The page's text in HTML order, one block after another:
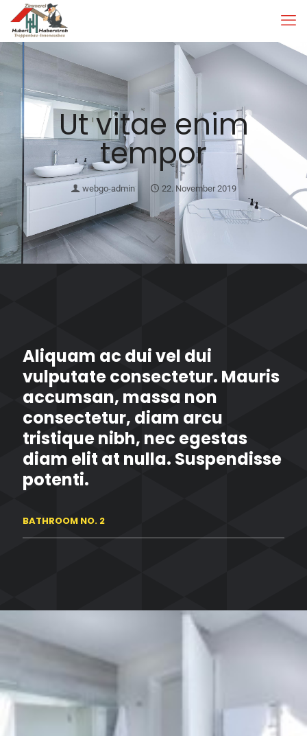
Ut vitae enim
tempor
webgo-admin 22. November 2019
Aliquam ac dui vel dui
vulputate consectetur. Mauris
accumsan, massa non
consectetur, diam arcu
tristique nibh, nec egestas
diam elit at nulla. Suspendisse
potenti.
BATHROOM NO. 2